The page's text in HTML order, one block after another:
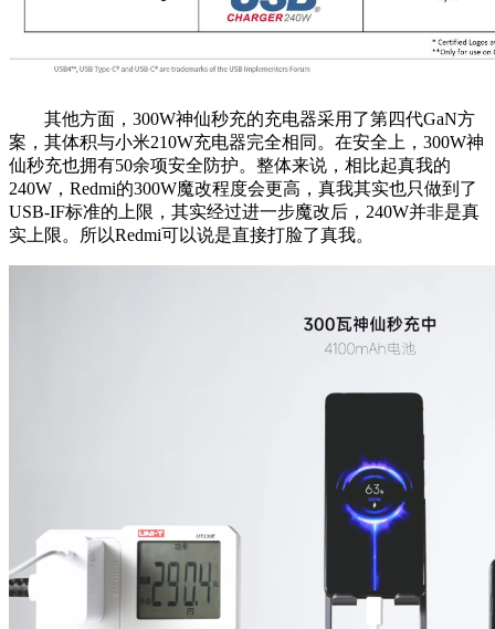
其他方面，300W神仙秒充的充电器采用了第四代GaN方
案，其体积与小米210W充电器完全相同。在安全上，300W神
仙秒充也拥有50余项安全防护。整体来说，相比起真我的
240W，Redmi的300W魔改程度会更高，真我其实也只做到了
USB-IF标准的上限，其实经过进一步魔改后，240W并非是真
实上限。所以Redmi可以说是直接打脸了真我。